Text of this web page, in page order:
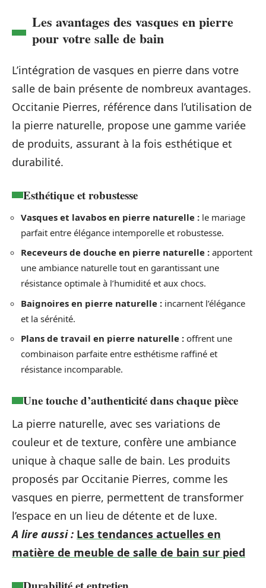
Les avantages des vasques en pierre
pour votre salle de bain
L’intégration de vasques en pierre dans votre
salle de bain présente de nombreux avantages.
Occitanie Pierres, référence dans l’utilisation de
la pierre naturelle, propose une gamme variée
de produits, assurant à la fois esthétique et
durabilité.
Esthétique et robustesse
Vasques et lavabos en pierre naturelle : le mariage
parfait entre élégance intemporelle et robustesse.
Receveurs de douche en pierre naturelle : apportent
une ambiance naturelle tout en garantissant une
résistance optimale à l’humidité et aux chocs.
Baignoires en pierre naturelle : incarnent l’élégance
et la sérénité.
Plans de travail en pierre naturelle : offrent une
combinaison parfaite entre esthétisme raffiné et
résistance incomparable.
Une touche d’authenticité dans chaque pièce
La pierre naturelle, avec ses variations de
couleur et de texture, confère une ambiance
unique à chaque salle de bain. Les produits
proposés par Occitanie Pierres, comme les
vasques en pierre, permettent de transformer
l’espace en un lieu de détente et de luxe.
A lire aussi : Les tendances actuelles en
matière de meuble de salle de bain sur pied